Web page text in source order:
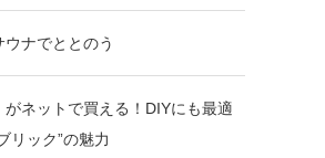
ナでととのう
がネットで買える！DIYにも最適
リック”の魅力